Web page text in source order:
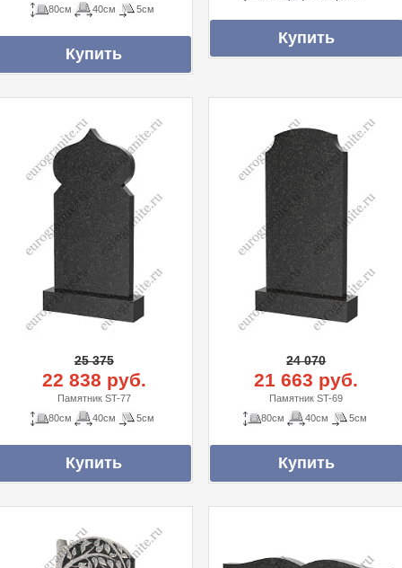
80см
40см 5см
25 375
22 838 руб.
Памятник ST-77
80см
40см 5см
24 070
21 663 руб.
Памятник ST-69
80см
40см 5см